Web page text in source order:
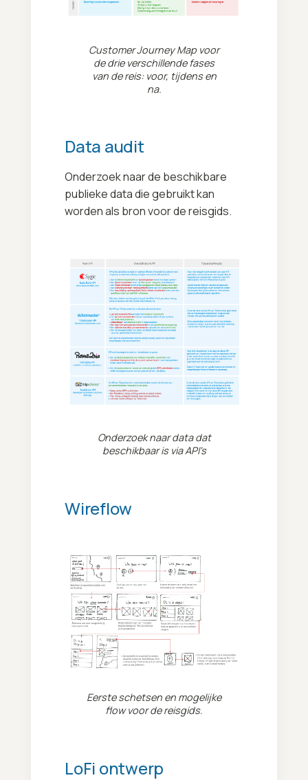
Customer Journey Map voor
de drie verschillende fases
van de reis: voor, tijdens en
na.
Data audit
Onderzoek naar de beschikbare
publieke data die gebruikt kan
worden als bron voor de reisgids.
Onderzoek naar data dat
beschikbaar is via API's
Wireflow
Eerste schetsen en mogelijke
flow voor de reisgids.
LoFi ontwerp